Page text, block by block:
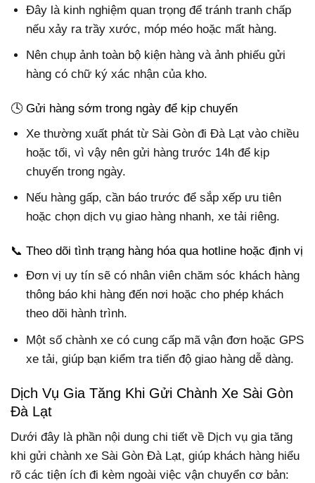
Đây là kinh nghiệm quan trọng để tránh tranh chấp
nếu xảy ra trầy xước, móp méo hoặc mất hàng.
Nên chụp ảnh toàn bộ kiện hàng và ảnh phiếu gửi
hàng có chữ ký xác nhận của kho.
🕓 Gửi hàng sớm trong ngày để kịp chuyến
Xe thường xuất phát từ Sài Gòn đi Đà Lạt vào chiều
hoặc tối, vì vậy nên gửi hàng trước 14h để kịp
chuyến trong ngày.
Nếu hàng gấp, cần báo trước để sắp xếp ưu tiên
hoặc chọn dịch vụ giao hàng nhanh, xe tải riêng.
📞 Theo dõi tình trạng hàng hóa qua hotline hoặc định vị
Đơn vị uy tín sẽ có nhân viên chăm sóc khách hàng
thông báo khi hàng đến nơi hoặc cho phép khách
theo dõi hành trình.
Một số chành xe có cung cấp mã vận đơn hoặc GPS
xe tải, giúp bạn kiểm tra tiến độ giao hàng dễ dàng.
Dịch Vụ Gia Tăng Khi Gửi Chành Xe Sài Gòn
Đà Lạt
Dưới đây là phần nội dung chi tiết về Dịch vụ gia tăng
khi gửi chành xe Sài Gòn Đà Lạt, giúp khách hàng hiểu
rõ các tiện ích đi kèm ngoài việc vận chuyển cơ bản: